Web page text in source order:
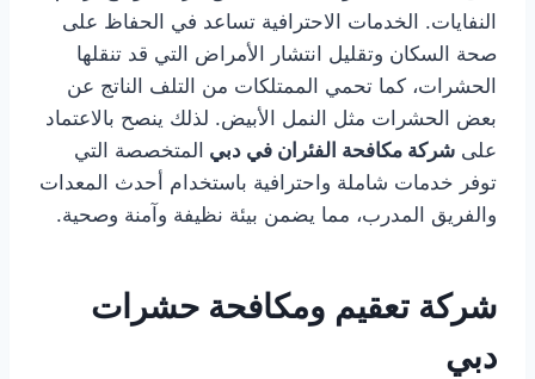
النفايات. الخدمات الاحترافية تساعد في الحفاظ على
صحة السكان وتقليل انتشار الأمراض التي قد تنقلها
الحشرات، كما تحمي الممتلكات من التلف الناتج عن
بعض الحشرات مثل النمل الأبيض. لذلك ينصح بالاعتماد
على شركة مكافحة الفئران في دبي المتخصصة التي
توفر خدمات شاملة واحترافية باستخدام أحدث المعدات
والفريق المدرب، مما يضمن بيئة نظيفة وآمنة وصحية.
شركة تعقيم ومكافحة حشرات
دبي